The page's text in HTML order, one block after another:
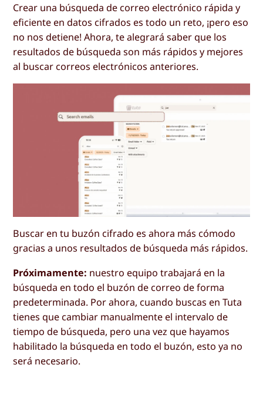
Crear una búsqueda de correo electrónico rápida y
eficiente en datos cifrados es todo un reto, ¡pero eso
no nos detiene! Ahora, te alegrará saber que los
resultados de búsqueda son más rápidos y mejores
al buscar correos electrónicos anteriores.
Buscar en tu buzón cifrado es ahora más cómodo
gracias a unos resultados de búsqueda más rápidos.
Próximamente: nuestro equipo trabajará en la
búsqueda en todo el buzón de correo de forma
predeterminada. Por ahora, cuando buscas en Tuta
tienes que cambiar manualmente el intervalo de
tiempo de búsqueda, pero una vez que hayamos
habilitado la búsqueda en todo el buzón, esto ya no
será necesario.